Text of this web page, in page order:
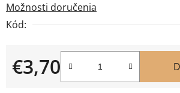
Možnosti doručenia
Kód:
€3,70
Jednotková cena: